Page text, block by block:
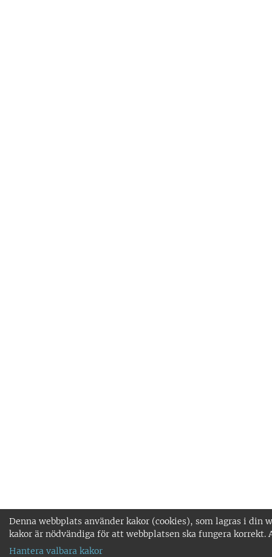
Denna webbplats använder kakor (cookies), som lagras i din
kakor är nödvändiga för att webbplatsen ska fungera korrekt.
Hantera valbara kakor